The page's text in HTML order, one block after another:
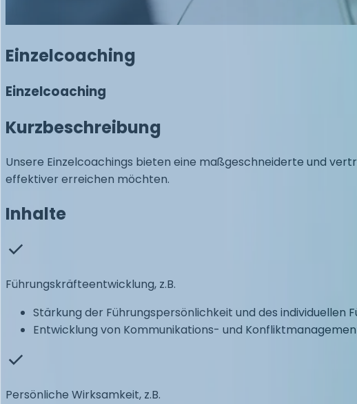
Einzelcoaching
Einzelcoaching
Kurzbeschreibung
Unsere Einzelcoachings bieten eine maßgeschneiderte und
effektiver erreichen möchten.
Inhalte
Führungskräfteentwicklung, z.B.
Stärkung der Führungspersönlichkeit und des individuellen
Entwicklung von Kommunikations- und
Persönliche Wirksamkeit, z.B.